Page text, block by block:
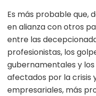
Es más probable que,
en alianza con otros
entre las
profesionistas, los
gubernamentales y
afectados por la crisis
empresariales, más